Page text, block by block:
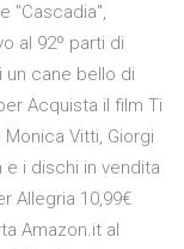
"Cascadia",
al 92º parti di
un cane bello di
Acquista il film Ti
Vitti, Giorgi
i dischi in vendita
Allegria 10,99€
Amazon.it al